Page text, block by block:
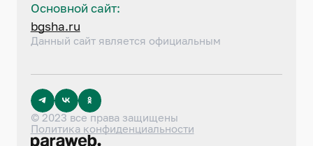
Основной сайт:
bgsha.ru
Данный сайт является официальным
© 2023 все права защищены
Политика конфиденциальности